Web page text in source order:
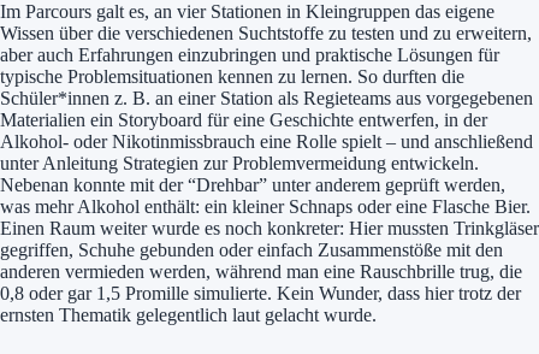
Im Parcours galt es, an vier Stationen in Kleingruppen das eigene
Wissen über die verschiedenen Suchtstoffe zu testen und zu erweitern,
aber auch Erfahrungen einzubringen und praktische Lösungen für
typische Problemsituationen kennen zu lernen. So durften die
Schüler*innen z. B. an einer Station als Regieteams aus vorgegebenen
Materialien ein Storyboard für eine Geschichte entwerfen, in der
Alkohol- oder Nikotinmissbrauch eine Rolle spielt – und anschließend
unter Anleitung Strategien zur Problemvermeidung entwickeln.
Nebenan konnte mit der “Drehbar” unter anderem geprüft werden,
was mehr Alkohol enthält: ein kleiner Schnaps oder eine Flasche Bier.
Einen Raum weiter wurde es noch konkreter: Hier mussten Trinkgläser
gegriffen, Schuhe gebunden oder einfach Zusammenstöße mit den
anderen vermieden werden, während man eine Rauschbrille trug, die
0,8 oder gar 1,5 Promille simulierte. Kein Wunder, dass hier trotz der
ernsten Thematik gelegentlich laut gelacht wurde.